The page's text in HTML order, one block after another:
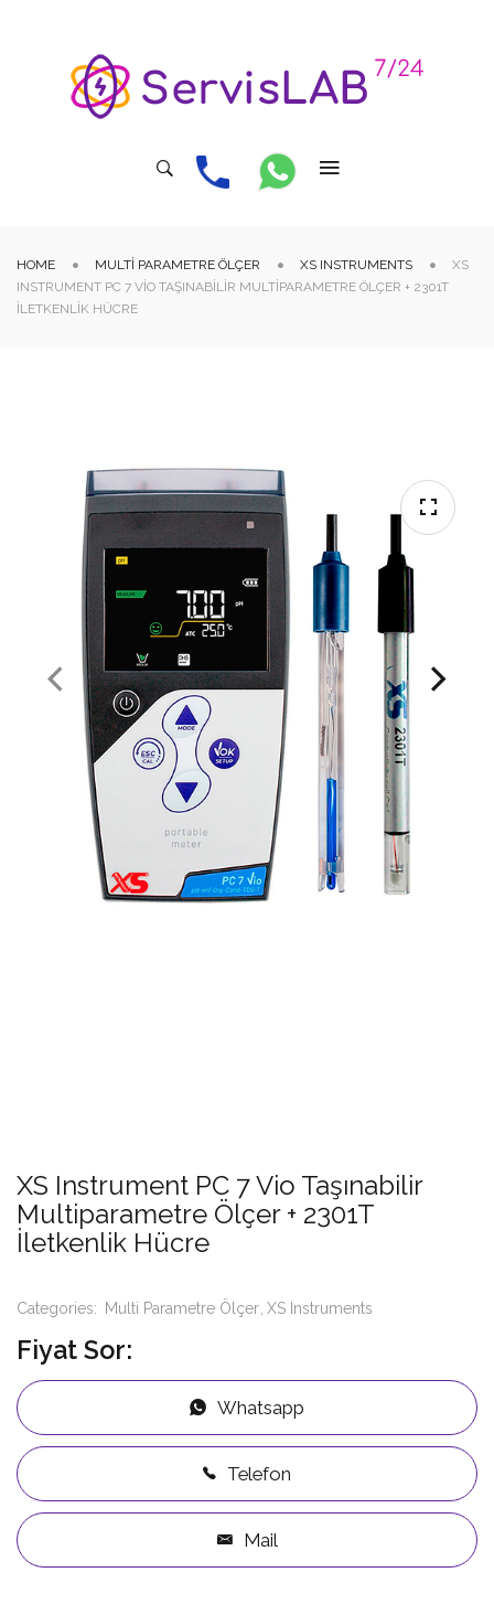
HOME MULTI PARAMETRE ÖLÇER XS INSTRUMENTS
XS
INSTRUMENT PC 7 VIO TAŞINABILIR MULTIPARAMETRE ÖLÇER + 2301T
İLETKENLIK HÜCRE
XS Instrument PC 7 Vio Taşınabilir
Multiparametre Ölçer + 2301T
İletkenlik Hücre
Categories: Multi Parametre Ölçer XS Instruments
Fiyat Sor:
Whatsapp
Telefon
Mail